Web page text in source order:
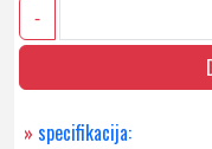
-
» specifikacija: